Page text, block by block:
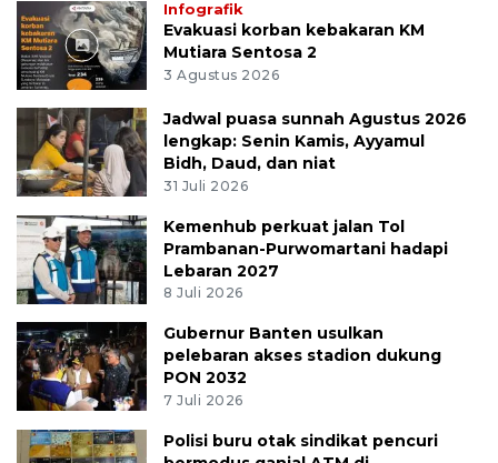
Infografik
Evakuasi korban kebakaran KM
Mutiara Sentosa 2
3 Agustus 2026
Jadwal puasa sunnah Agustus 2026
lengkap: Senin Kamis, Ayyamul
Bidh, Daud, dan niat
31 Juli 2026
Kemenhub perkuat jalan Tol
Prambanan-Purwomartani hadapi
Lebaran 2027
8 Juli 2026
Gubernur Banten usulkan
pelebaran akses stadion dukung
PON 2032
7 Juli 2026
Polisi buru otak sindikat pencuri